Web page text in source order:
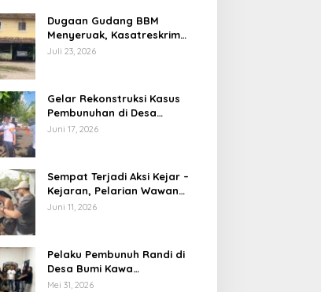
Dugaan Gudang BBM
Menyeruak, Kasatreskrim
Polres OKU : Betul Sudah Kita
Juli 23, 2026
Gelar Rekonstruksi Kasus
Pembunuhan di Desa
Mendingin, Desi Peragakan 18
Juni 17, 2026
Sempat Terjadi Aksi Kejar –
Kejaran, Pelarian Wawan
Berakhir di Tangan Tim
Juni 11, 2026
Pelaku Pembunuh Randi di
Desa Bumi Kawa
Menyerahkan Diri, Terkuak
Mei 31, 2026